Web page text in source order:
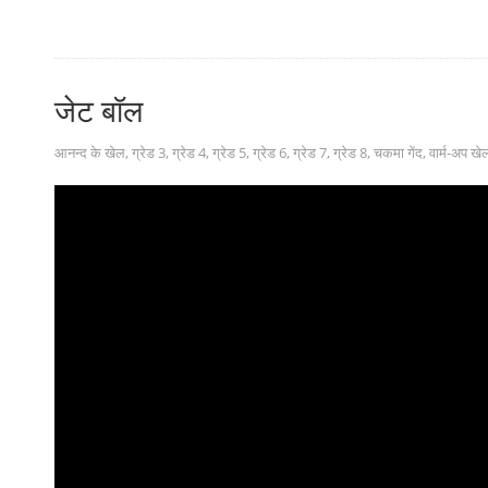
जेट बॉल
आनन्द के खेल, ग्रेड 3, ग्रेड 4, ग्रेड 5, ग्रेड 6, ग्रेड 7, ग्रेड 8, चकमा गेंद, वार्म-अप